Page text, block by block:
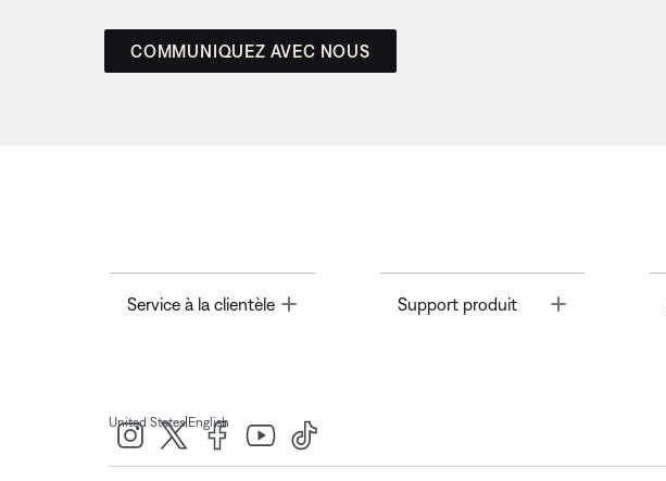
COMMUNIQUEZ AVEC NOUS
Service à la clientèle Toggle Support produit
United States| English